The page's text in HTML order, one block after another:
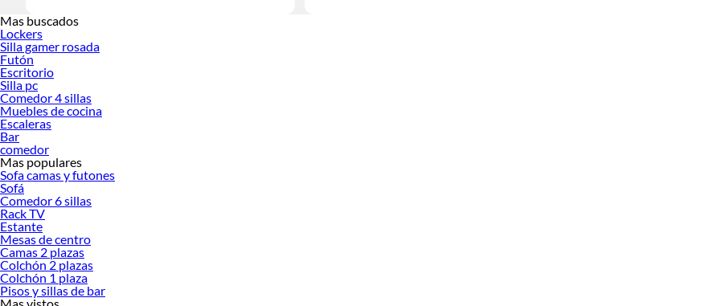
Mas buscados
Lockers
Silla gamer rosada
Futón
Escritorio
Silla pc
Comedor 4 sillas
Muebles de cocina
Escaleras
Bar
comedor
Mas populares
Sofa camas y futones
Sofá
Comedor 6 sillas
Rack TV
Estante
Mesas de centro
Camas 2 plazas
Colchón 2 plazas
Colchón 1 plaza
Pisos y sillas de bar